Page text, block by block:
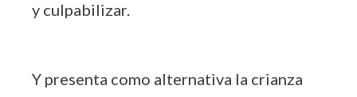
y culpabilizar.
Y presenta como alternativa la crianza